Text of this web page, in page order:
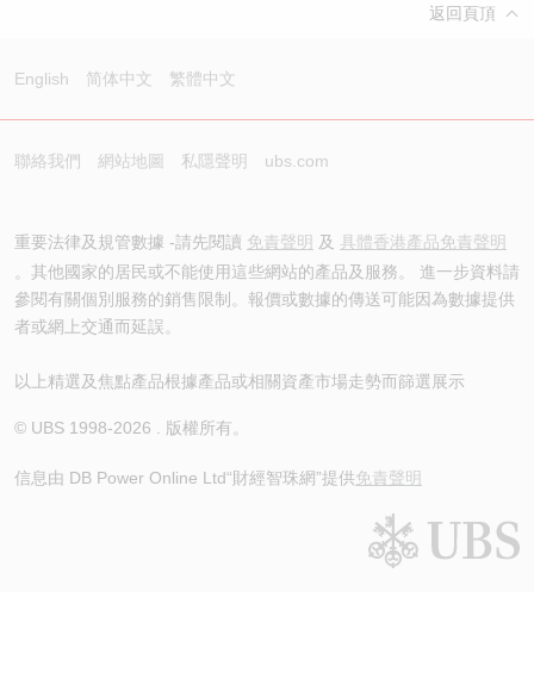
返回頁頂
English 简体中文 繁體中文
聯絡我們 網站地圖 私隱聲明 ubs.com
重要法律及規管數據 -請先閱讀 免責聲明 及 具體香港產品免責聲明
。其他國家的居民或不能使用這些網站的產品及服務。 進一步資料請
參閱有關個別服務的銷售限制。報價或數據的傳送可能因為數據提供
者或網上交通而延誤。
以上精選及焦點產品根據產品或相關資產市場走勢而篩選展示
© UBS 1998-2026 . 版權所有。
信息由 DB Power Online Ltd“財經智珠網”提供免責聲明